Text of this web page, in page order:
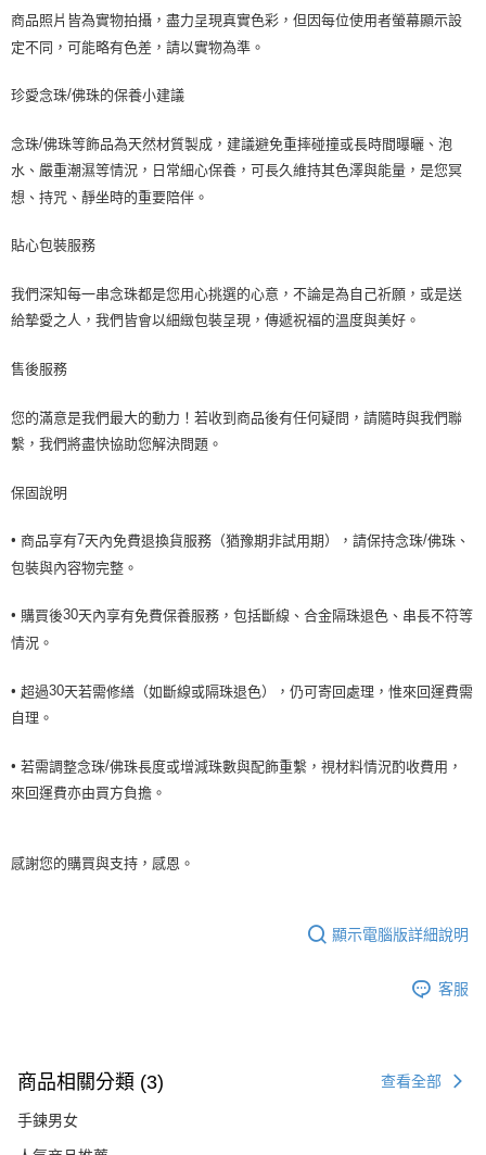
商品照片皆為實物拍攝，盡力呈現真實色彩，但因每位使用者螢幕顯示設
定不同，可能略有色差，請以實物為準。
珍愛念珠/佛珠的保養小建議
念珠/佛珠等飾品為天然材質製成，建議避免重摔碰撞或長時間曝曬、泡
水、嚴重潮濕等情況，日常細心保養，可長久維持其色澤與能量，是您冥
想、持咒、靜坐時的重要陪伴。
貼心包裝服務
我們深知每一串念珠都是您用心挑選的心意，不論是為自己祈願，或是送
給摯愛之人，我們皆會以細緻包裝呈現，傳遞祝福的溫度與美好。
售後服務
您的滿意是我們最大的動力！若收到商品後有任何疑問，請隨時與我們聯
繫，我們將盡快協助您解決問題。
保固說明
• 商品享有7天內免費退換貨服務（猶豫期非試用期），請保持念珠/佛珠、
包裝與內容物完整。
• 購買後30天內享有免費保養服務，包括斷線、合金隔珠退色、串長不符等
情況。
• 超過30天若需修繕（如斷線或隔珠退色），仍可寄回處理，惟來回運費需
自理。
• 若需調整念珠/佛珠長度或增減珠數與配飾重繫，視材料情況酌收費用，
來回運費亦由買方負擔。
感謝您的購買與支持，感恩。
顯示電腦版詳細說明
客服
商品相關分類 (3) 查看全部
手鍊男女